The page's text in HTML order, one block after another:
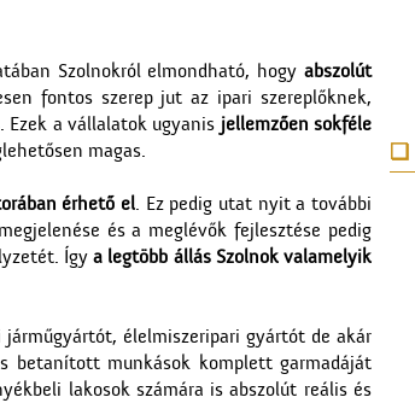
Szolnokról elmondható, hogy abszolút
fontos szerep jut az ipari szereplőknek,
Ezek a vállalatok ugyanis jellemzően sokféle
magas.
érhető el. Ez pedig utat nyit a további
és a meglévők fejlesztése pedig
Így a legtöbb állás Szolnok valamelyik
élelmiszeripari gyártót de akár
betanított munkások komplett garmadáját
lakosok számára is abszolút reális és